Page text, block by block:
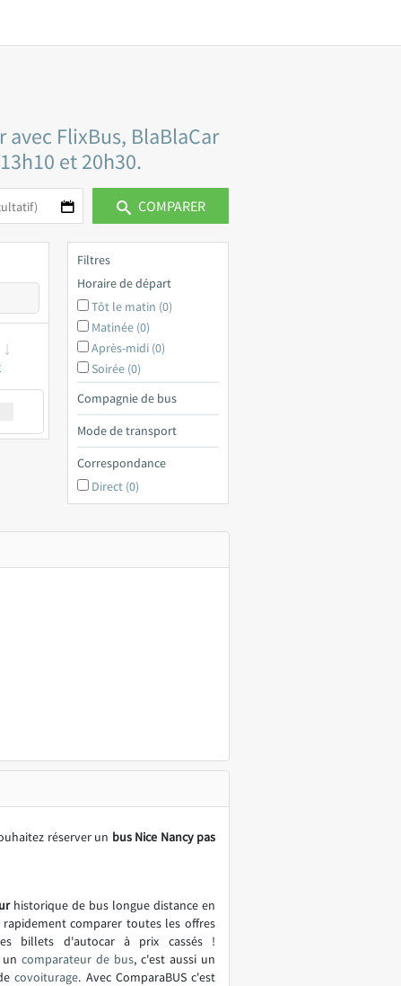
FlixBus, BlaBlaCar
et 20h30.
COMPARER
Filtres
Horaire de départ
Tôt le matin (0)
Matinée (0)
Après-midi (0)
Soirée (0)
Compagnie de bus
Mode de transport
Correspondance
Direct (0)
réserver un bus Nice Nancy pas
historique de bus longue distance en
comparer toutes les offres
billets d'autocar à prix cassés !
comparateur de bus, c'est aussi un
covoiturage. Avec ComparaBUS c'est